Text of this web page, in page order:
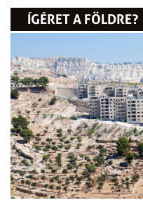
ÍGÉRET A FÖLDRE?